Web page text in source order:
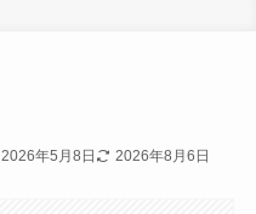
2026年5月8日 2026年8月6日